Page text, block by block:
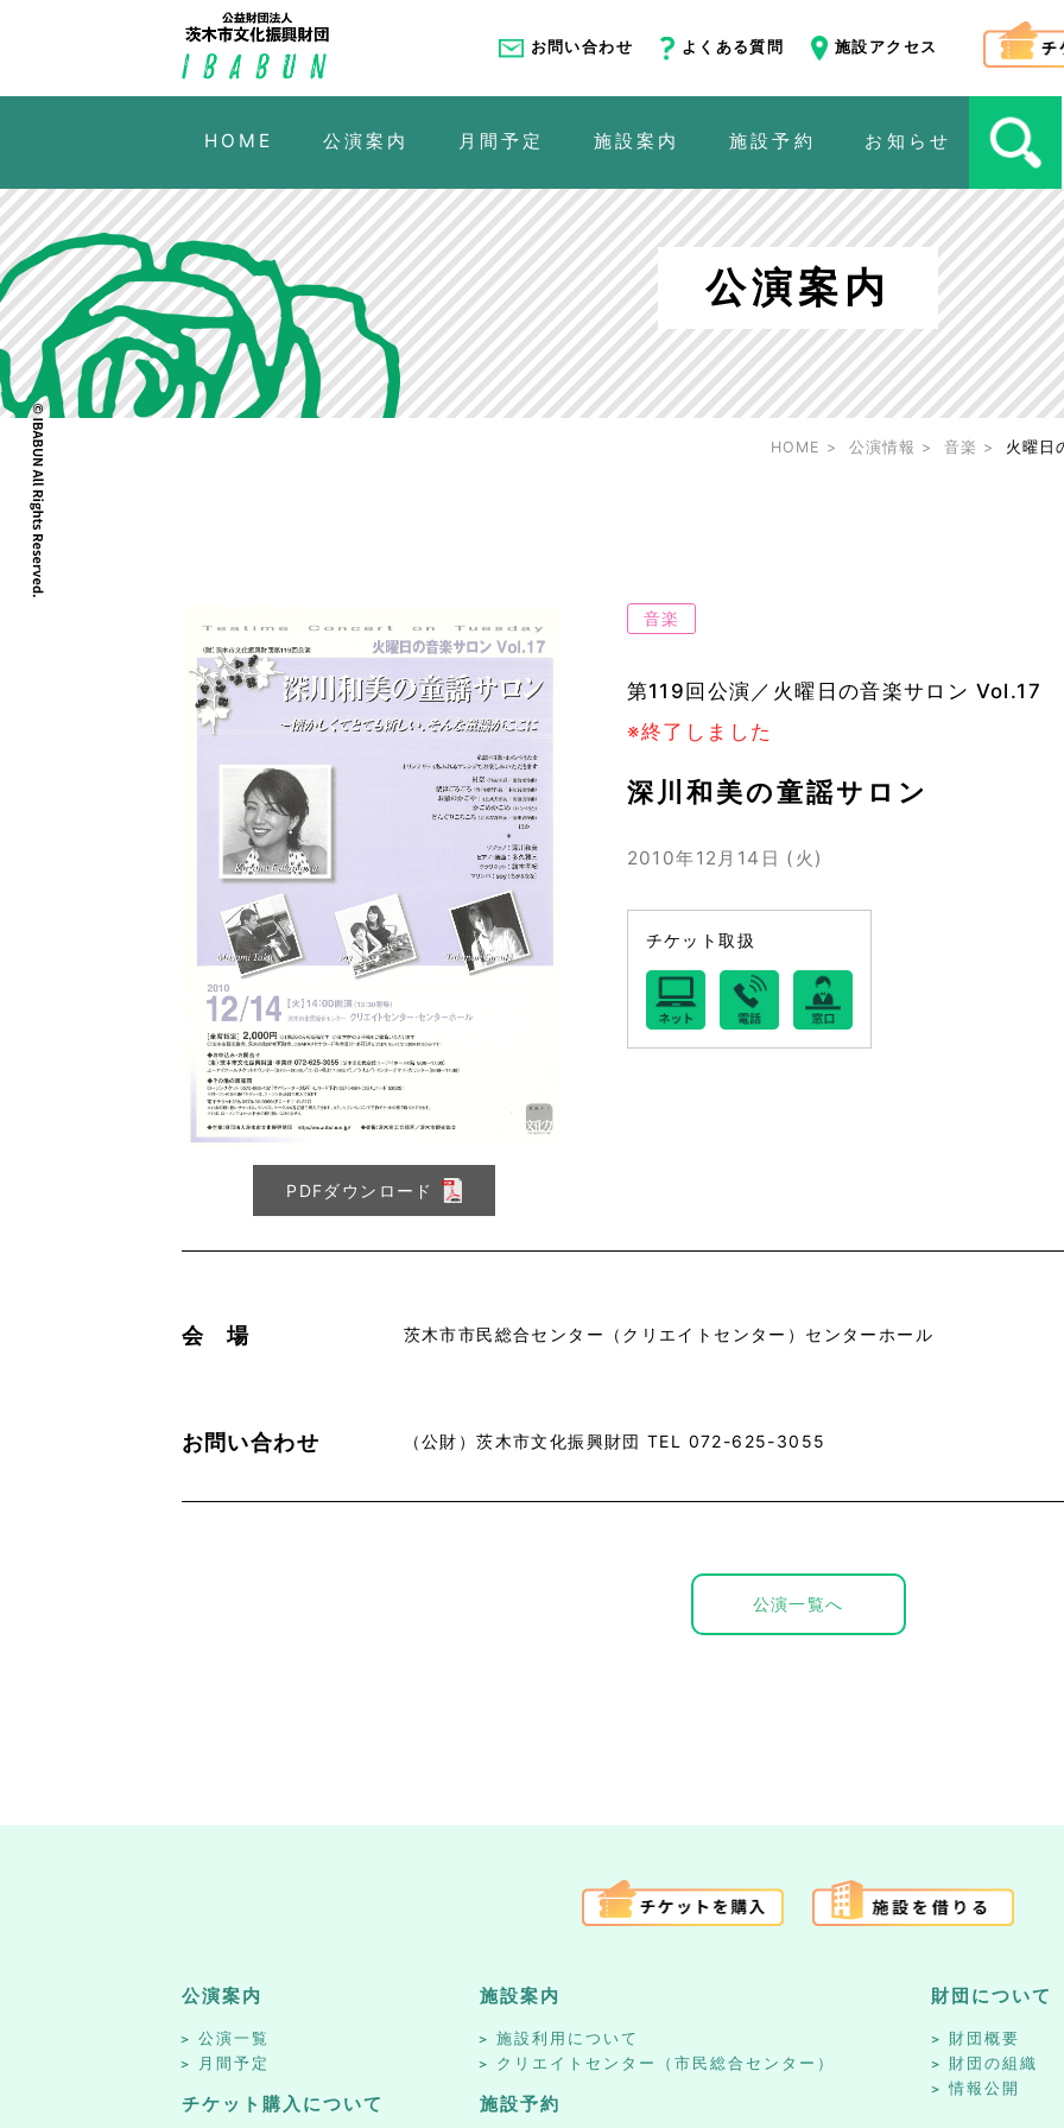
お問い合わせ よくある質問 施設アクセス
HOME 公演案内 月間予定 施設案内 施設予約 お知らせ
公演案内
HOME 公演情報 音楽 火曜日
PDFダウンロード
音楽
第119回公演／火曜日の音楽サロン Vol.17
※終了しました
深川和美の童謡サロン
2010年12月14日 (火)
チケット取扱
会 場 茨木市市民総合センター（クリエイトセンター）センターホール
お問い合わせ （公財）茨木市文化振興財団 TEL 072-625-3055
公演一覧へ
公演案内
公演一覧
月間予定
チケット購入について
施設案内
施設利用について
クリエイトセンター（市民総合センター）
施設予約
財団について
財団概要
財団の組織
情報公開